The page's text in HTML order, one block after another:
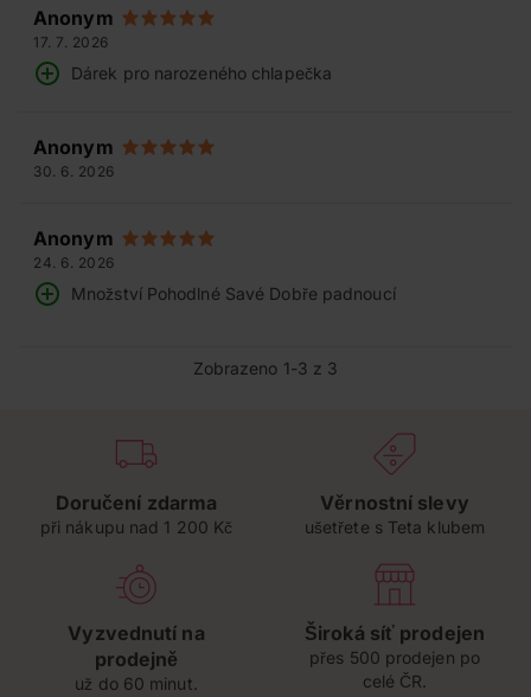
Anonym
17. 7. 2026
Dárek pro narozeného chlapečka
Anonym
30. 6. 2026
Anonym
24. 6. 2026
Množství Pohodlné Savé Dobře padnoucí
Zobrazeno 1-3 z 3
Doručení zdarma
při nákupu nad 1 200 Kč
Věrnostní slevy
ušetřete s Teta klubem
Vyzvednutí na
prodejně
už do 60 minut.
Široká síť prodejen
přes 500 prodejen po
celé ČR.